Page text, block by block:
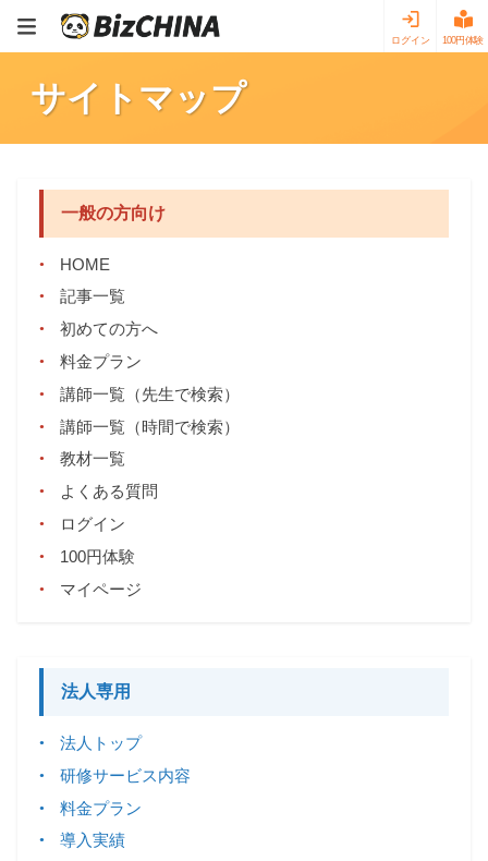
ログイン 100円体験
サイトマップ
一般の方向け
HOME
記事一覧
初めての方へ
料金プラン
講師一覧（先生で検索）
講師一覧（時間で検索）
教材一覧
よくある質問
ログイン
100円体験
マイページ
法人専用
法人トップ
研修サービス内容
料金プラン
導入実績